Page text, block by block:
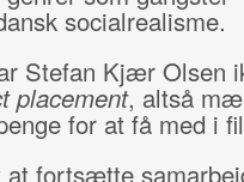
socialrealisme.
Stefan Kjær Olsen
placement, altså
for at få med i
at fortsætte